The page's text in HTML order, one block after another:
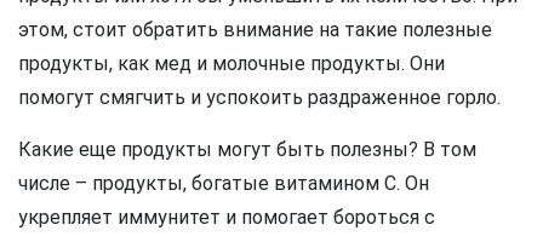
этом, стоит обратить внимание на такие полезные
продукты, как мед и молочные продукты. Они
помогут смягчить и успокоить раздраженное горло.
Какие еще продукты могут быть полезны? В том
числе – продукты, богатые витамином С. Он
укрепляет иммунитет и помогает бороться с